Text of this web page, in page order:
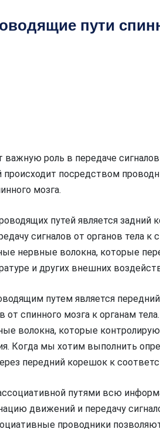
пути
важную роль в передаче
посредством
мозга.
путей является задний
сигналов от органов тела
нервные волокна, которые
и других внешних
путем является
от спинного мозга к органам
волокна, которые
Когда мы хотим выполнить
передний корешок к
путями всю
движений и передачу
проводники